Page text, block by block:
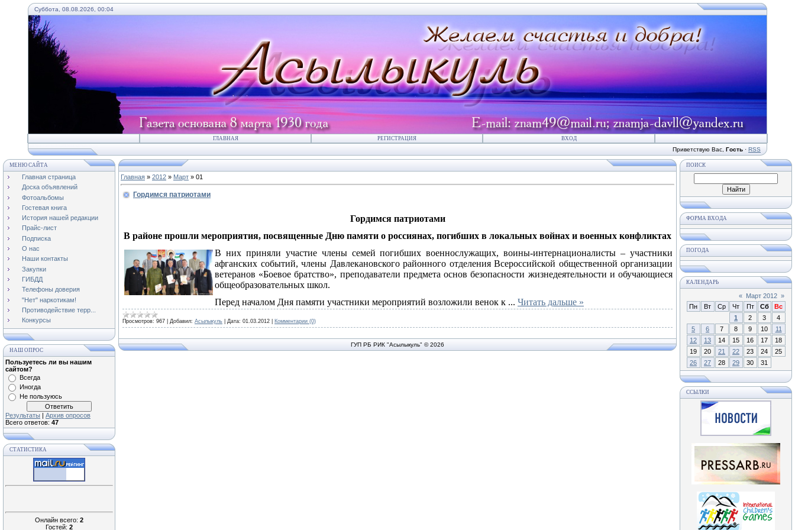
Суббота, 08.08.2026, 00:04
ГЛАВНАЯ РЕГИСТРАЦИЯ ВХОД
Приветствую Вас Гость · RSS
МЕНЮ САЙТА
Главная страница
Доска объявлений
Фотоальбомы
Гостевая книга
История нашей редакции
Прайс-лист
Подписка
О нас
Наши контакты
Закупки
ГИБДД
Телефоны доверия
"Нет" наркотикам!
Противодействие терр...
Конкурсы
НАШ ОПРОС
Пользуетесь ли вы нашим
сайтом?
Всегда
Иногда
Не пользуюсь
Результаты | Архив опросов
Всего ответов: 47
СТАТИСТИКА
Онлайн всего: 2
Гостей: 2
Главная » 2012 » Март » 01
Гордимся патриотами
Гордимся патриотами
В районе прошли мероприятия, посвященные Дню памяти о россиянах, погибших в локальных войнах и военных конфликтах
В них приняли участие члены семей погибших военнослужащих, воины-интернационалисты – участники
афганских событий, члены Давлекановского районного отделения Всероссийской общественной организации
ветеранов «Боевое братство», преподаватели предмета основ безопасности жизнедеятельности и обучающиеся
общеобразовательных школ.
Перед началом Дня памяти участники мероприятий возложили венок к ... Читать дальше »
Просмотров: 967 Добавил: Асылыкуль Дата: 01.03.2012 Комментарии (0)
ГУП РБ РИК "Асылыкуль" © 2026
ПОИСК
ФОРМА ВХОДА
ПОГОДА
КАЛЕНДАРЬ
« Март 2012 »
Пн
Вт Ср Чт Пт Сб
Вс
1
2 3
4
5
6 7 8 9 10
11
12
13 14 15 16 17
18
19
20 21 22 23 24
25
26
27 28 29 30 31
ССЫЛКИ